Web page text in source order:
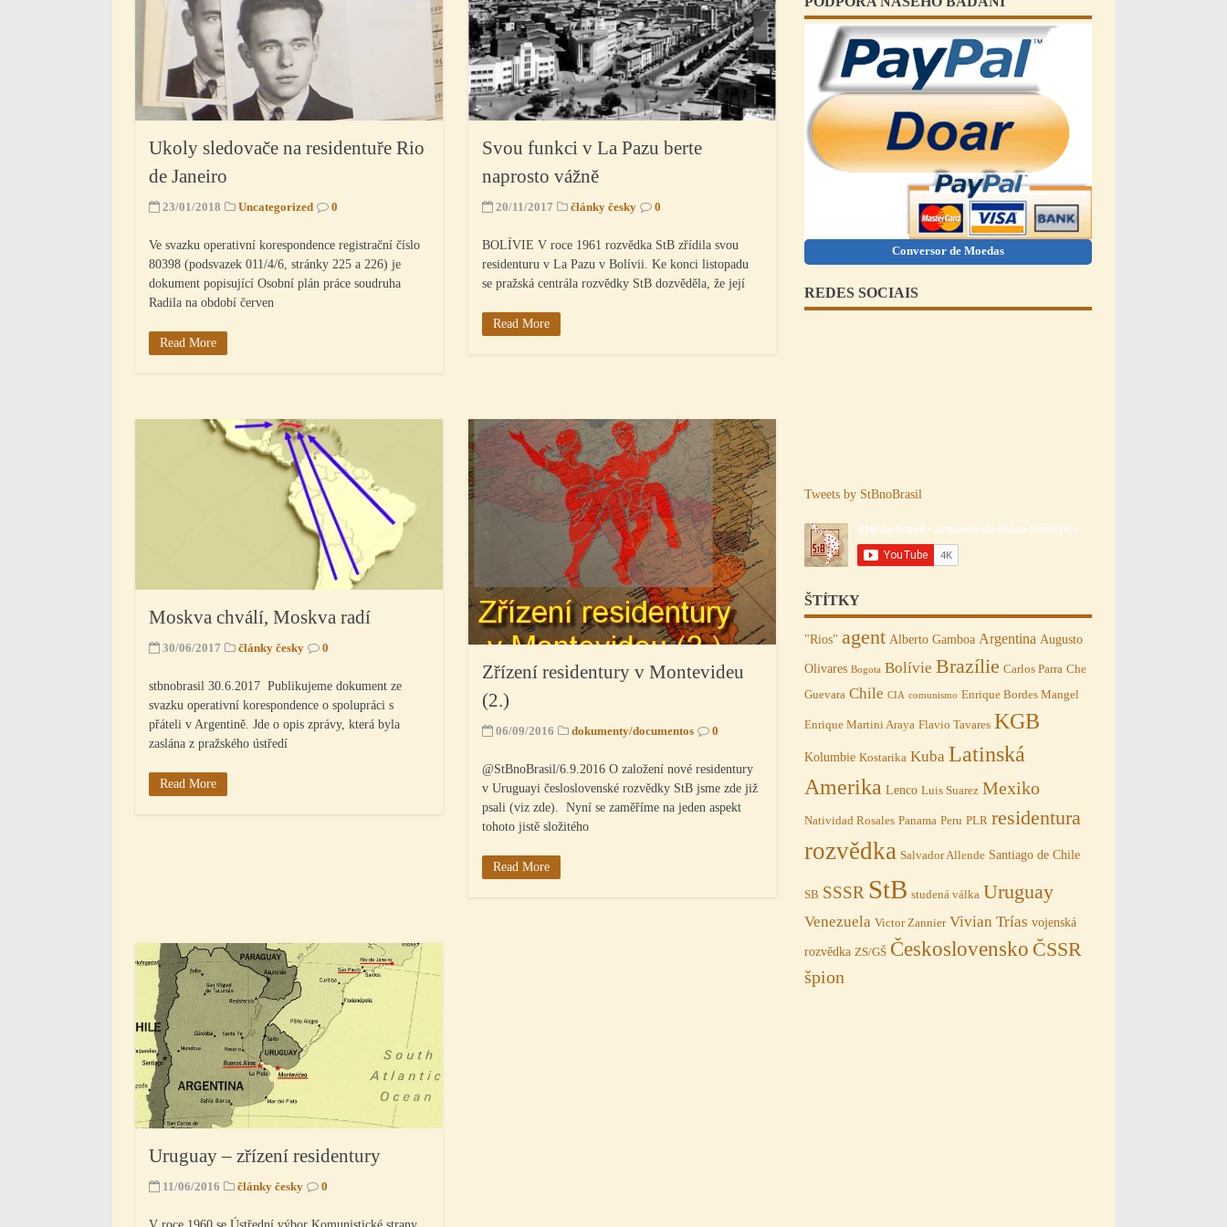
Ukoly sledovače na residentuře Rio
de Janeiro
23/01/2018 Uncategorized 0
Ve svazku operativní korespondence registrační číslo
80398 (podsvazek 011/4/6, stránky 225 a 226) je
dokument popisující Osobní plán práce soudruha
Radila na období červen
Read More
Svou funkci v La Pazu berte
naprosto vážně
20/11/2017 články česky 0
BOLÍVIE V roce 1961 rozvědka StB zřídila svou
residenturu v La Pazu v Bolívii. Ke konci listopadu
se pražská centrála rozvědky StB dozvěděla, že její
Read More
Moskva chválí, Moskva radí
30/06/2017 články česky 0
stbnobrasil 30.6.2017 Publikujeme dokument ze
svazku operativní korespondence o spolupráci s
přáteli v Argentině. Jde o opis zprávy, která byla
zaslána z pražského ústředí
Read More
Zřízení residentury v Montevideu
(2.)
06/09/2016 dokumenty/documentos 0
@StBnoBrasil/6.9.2016 O založení nové residentury
v Uruguayi česloslovenské rozvědky StB jsme zde již
psali (viz zde). Nyní se zaměříme na jeden aspekt
tohoto jistě složitého
Read More
Uruguay – zřízení residentury
11/06/2016 články česky 0
Conversor de Moedas
REDES SOCIAIS
Tweets by StBnoBrasil
ŠTÍTKY
"Rios" agent Alberto Gamboa Argentina Augusto
Olivares Bogota Bolívie Brazílie Carlos Parra Che
Guevara Chile CIA comunismo Enrique Bordes Mangel
Enrique Martini Araya Flavio Tavares KGB
Kolumbie Kostarika Kuba Latinská
Amerika Lenco Luis Suarez Mexiko
Natividad Rosales Panama Peru PLR residentura
rozvědka Salvador Allende Santiago de Chile
SB SSSR StB studená válka Uruguay
Venezuela Victor Zannier Vivian Trías vojenská
rozvědka ZS/GŠ Československo ČSSR
špion